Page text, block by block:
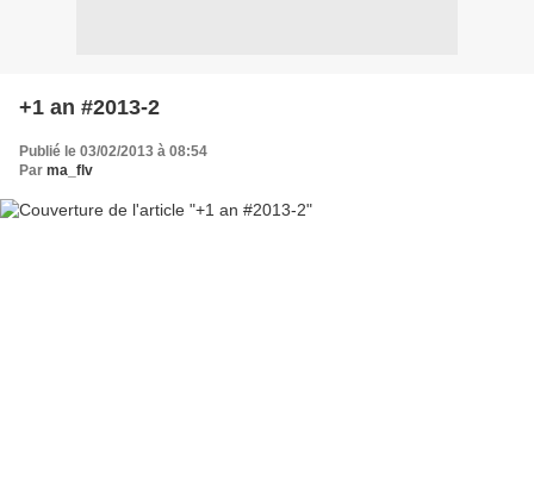
+1 an #2013-2
Publié le 03/02/2013 à 08:54
Par ma_flv